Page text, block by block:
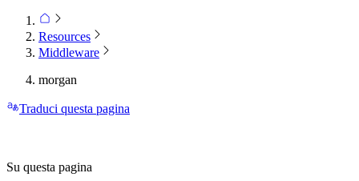
Resources
Middleware
morgan
Traduci questa pagina
Su questa pagina